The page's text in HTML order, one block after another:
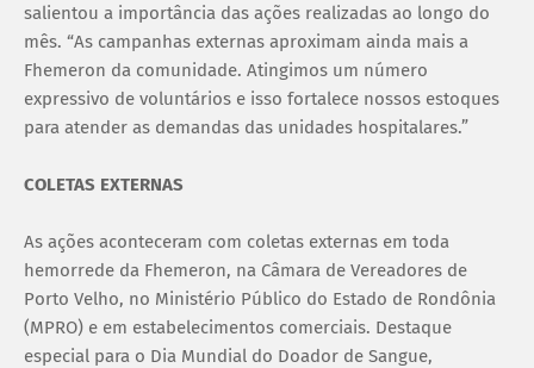
salientou a importância das ações realizadas ao longo do
mês. “As campanhas externas aproximam ainda mais a
Fhemeron da comunidade. Atingimos um número
expressivo de voluntários e isso fortalece nossos estoques
para atender as demandas das unidades hospitalares.”
COLETAS EXTERNAS
As ações aconteceram com coletas externas em toda
hemorrede da Fhemeron, na Câmara de Vereadores de
Porto Velho, no Ministério Público do Estado de Rondônia
(MPRO) e em estabelecimentos comerciais. Destaque
especial para o Dia Mundial do Doador de Sangue,